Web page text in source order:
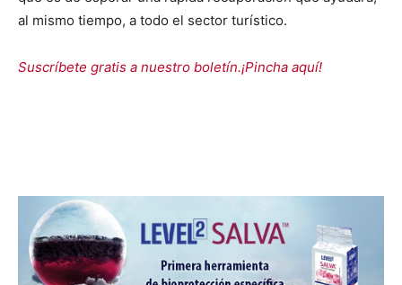
al mismo tiempo, a todo el sector turístico.
Suscríbete gratis a nuestro boletín.¡Pincha aquí!